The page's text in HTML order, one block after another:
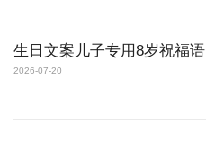
生日文案儿子专用8岁祝福语
2026-07-20